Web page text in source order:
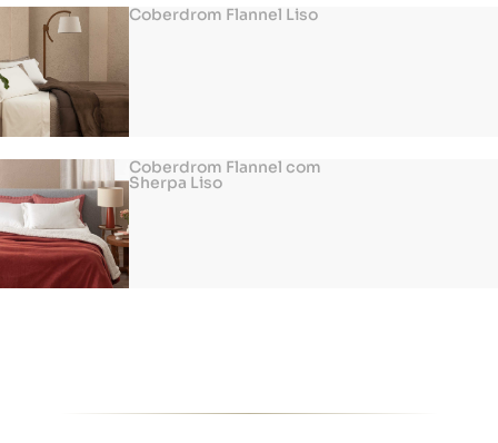
Coberdrom Flannel Liso
Coberdrom Flannel com
Sherpa Liso